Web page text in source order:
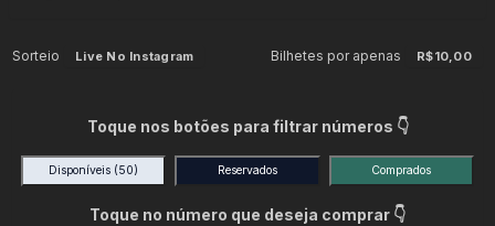
Sorteio Live No Instagram Bilhetes por apenas R$10,00
Toque nos botões para filtrar números 👇
Disponíveis (50) Reservados Comprados
Toque no número que deseja comprar 👇